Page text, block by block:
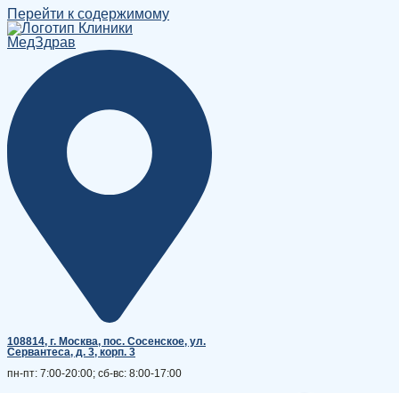
Перейти к содержимому
108814, г. Москва, поc. Сосенское, ул.
Сервантеса, д. 3, корп. 3
пн-пт: 7:00-20:00; сб-вс: 8:00-17:00